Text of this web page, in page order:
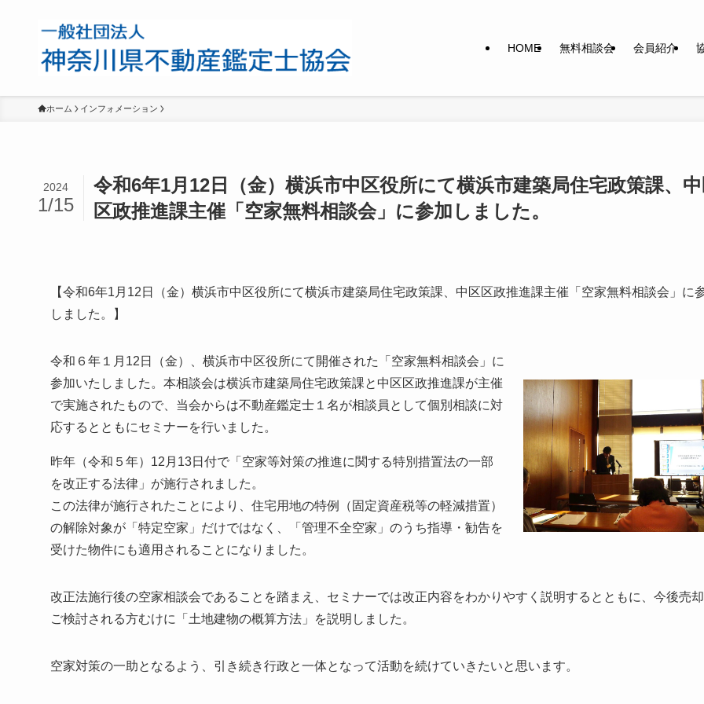
HOME 無料相談会 会員紹介
ホーム インフォメーション
令和6年1月12日（金）横浜市中区役所にて横浜市建築局住宅政策課、
区政推進課主催「空家無料相談会」に参加しました。
2024
1/15
【令和6年1月12日（金）横浜市中区役所にて横浜市建築局住宅政策課、中区区政推進課主催「空家無料相談会」に
しました。】
令和６年１月12日（金）、横浜市中区役所にて開催された「空家無料相談会」に
参加いたしました。本相談会は横浜市建築局住宅政策課と中区区政推進課が主催
で実施されたもので、当会からは不動産鑑定士１名が相談員として個別相談に対
応するとともにセミナーを行いました。
昨年（令和５年）12月13日付で「空家等対策の推進に関する特別措置法の一部
を改正する法律」が施行されました。
この法律が施行されたことにより、住宅用地の特例（固定資産税等の軽減措置）
の解除対象が「特定空家」だけではなく、「管理不全空家」のうち指導・勧告を
受けた物件にも適用されることになりました。
改正法施行後の空家相談会であることを踏まえ、セミナーでは改正内容をわかりやすく説明するとともに、今後売
ご検討される方むけに「土地建物の概算方法」を説明しました。
空家対策の一助となるよう、引き続き行政と一体となって活動を続けていきたいと思います。